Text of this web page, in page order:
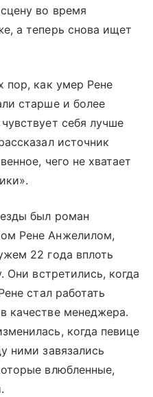
во время
а теперь снова ищет
пор, как умер Рене
старше и более
себя лучше
источник
чего не хватает
был роман
Рене Анжелилом,
22 года вплоть
Они встретились, когда
стал работать
качестве менеджера.
когда певице
ними завязались
влюбленные,